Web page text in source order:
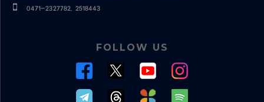
0471-2327782, 2518443
FOLLOW US